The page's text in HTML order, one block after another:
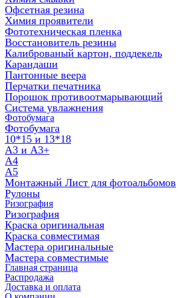
Офсетная резина
Химия проявители
Фототехническая пленка
Восстановитель резины
Калиброваный картон, поддекель
Карандаши
Пантонные веера
Перчатки печатника
Порошок противоотмарывающий
Система увлажнения
Фотобумага
Фотобумага
10*15 и 13*18
A3 и А3+
А4
А5
Монтажный Лист для фотоальбомов
Рулоны
Ризография
Ризография
Краска оригинальная
Краска совместимая
Мастера оригинальные
Мастера совместимые
Главная страница
Распродажа
Доставка и оплата